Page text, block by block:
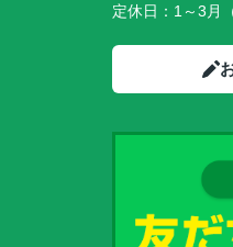
定休日： 1～3月